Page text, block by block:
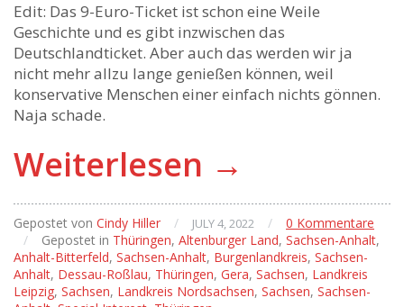
Edit: Das 9-Euro-Ticket ist schon eine Weile
Geschichte und es gibt inzwischen das
Deutschlandticket. Aber auch das werden wir ja
nicht mehr allzu lange genießen können, weil
konservative Menschen einer einfach nichts gönnen.
Naja schade.
Weiterlesen →
Gepostet von Cindy Hiller / JULY 4, 2022 /
0 Kommentare
/
Gepostet in Thüringen, Altenburger Land, Sachsen-Anhalt,
Anhalt-Bitterfeld, Sachsen-Anhalt, Burgenlandkreis, Sachsen-
Anhalt, Dessau-Roßlau, Thüringen, Gera, Sachsen, Landkreis
Leipzig, Sachsen, Landkreis Nordsachsen, Sachsen, Sachsen-